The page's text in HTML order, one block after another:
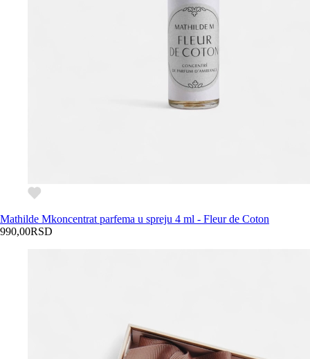
Mathilde Mkoncentrat parfema u spreju 4 ml - Fleur de Coton
990,00RSD